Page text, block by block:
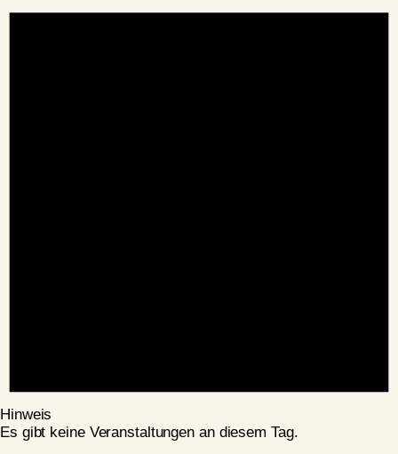
Hinweis
Es gibt keine Veranstaltungen an diesem Tag.